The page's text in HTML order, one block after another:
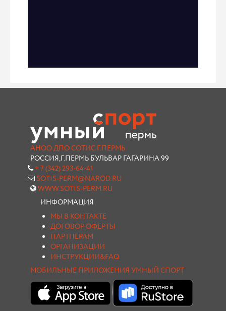
АНОО ДПО СОТИС Г.ПЕРМЬ
РОССИЯ,Г.ПЕРМЬ БУЛЬВАР ГАГАРИНА 99
+ 7 (342) 293-64-41
SOTIS-PERM@NAROD.RU
WWW.SOTIS-PERM.RU
ИНФОРМАЦИЯ
МЫ В КОНТАКТЕ
ДОГОВОР ОФЕРТЫ
ПАРТНЕРАМ
ОРГАНИЗАЦИИ
ИНСТРУКЦИИ&FAQ
МОБИЛЬНЫЕ ПРИЛОЖЕНИЯ УМНЫЙ СПОРТ